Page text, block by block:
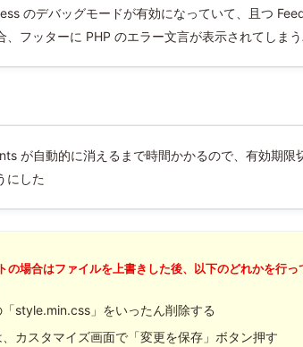
のデバッグモードが有効になっていて、且つ
、フッターに PHP のエラー文言が表示されてしま
が自動的に消えるまで時間かかるので、有効期
にした
の場合はファイルを上書きした後、以下のどれかを行っ
「style.min.css」をいったん削除する
、カスタマイズ画面で「変更を保存」ボタン押す